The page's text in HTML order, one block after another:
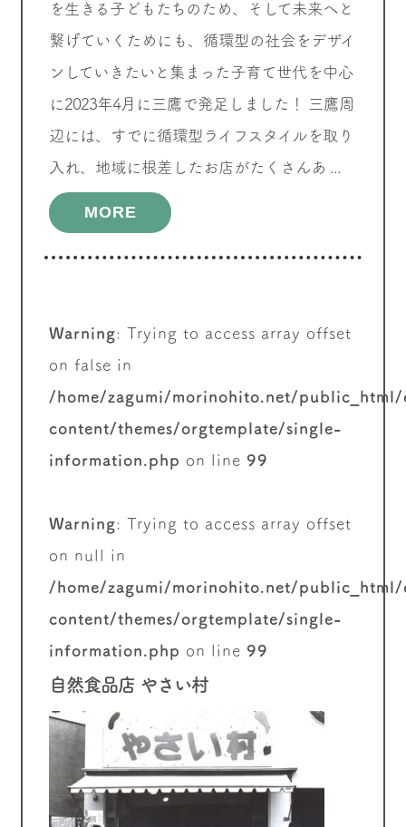
を生きる子どもたちのため、そして未来へと
繋げていくためにも、循環型の社会をデザイ
ンしていきたいと集まった子育て世代を中心
に2023年4月に三鷹で発足しました！ 三鷹周
辺には、すでに循環型ライフスタイルを取り
入れ、地域に根差したお店がたくさんあ ...
MORE
Warning: Trying to access array offset
on false in
/home/zagumi/morinohito.net/public_html/
content/themes/orgtemplate/single-
information.php on line 99
Warning: Trying to access array offset
on null in
/home/zagumi/morinohito.net/public_html/
content/themes/orgtemplate/single-
information.php on line 99
自然食品店 やさい村